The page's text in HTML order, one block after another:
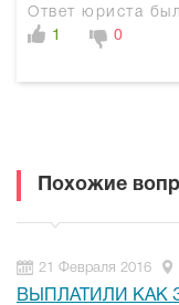
Ответ юриста
1
0
Похожие
21 Февраля 2016
ВЫПЛАТИЛИ КАК